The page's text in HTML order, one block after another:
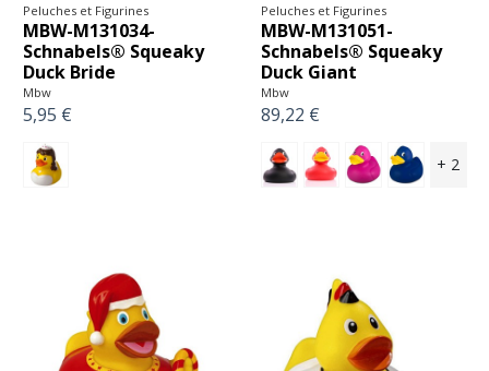
Peluches et Figurines
MBW-M131034-
Schnabels® Squeaky
Duck Bride
Mbw
5,95 €
Peluches et Figurines
MBW-M131051-
Schnabels® Squeaky
Duck Giant
Mbw
89,22 €
+ 2